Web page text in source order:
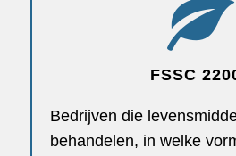
FSSC
Bedrijven die
behandelen, in welke